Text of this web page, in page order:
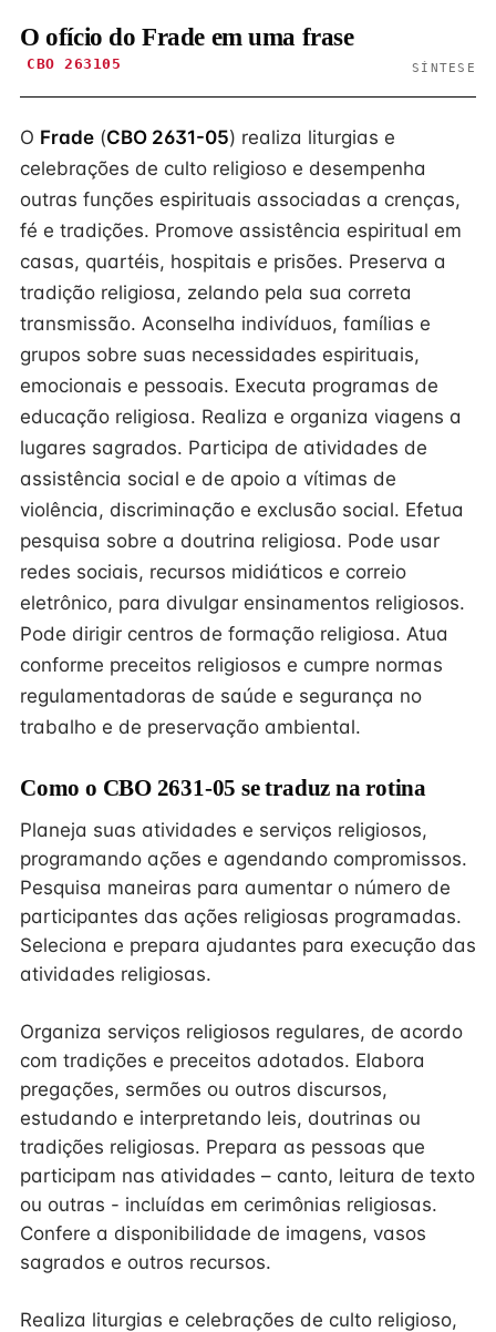
O ofício do Frade em uma frase
CBO 263105 SÍNTESE
O Frade (CBO 2631-05) realiza liturgias e
celebrações de culto religioso e desempenha
outras funções espirituais associadas a crenças,
fé e tradições. Promove assistência espiritual em
casas, quartéis, hospitais e prisões. Preserva a
tradição religiosa, zelando pela sua correta
transmissão. Aconselha indivíduos, famílias e
grupos sobre suas necessidades espirituais,
emocionais e pessoais. Executa programas de
educação religiosa. Realiza e organiza viagens a
lugares sagrados. Participa de atividades de
assistência social e de apoio a vítimas de
violência, discriminação e exclusão social. Efetua
pesquisa sobre a doutrina religiosa. Pode usar
redes sociais, recursos midiáticos e correio
eletrônico, para divulgar ensinamentos religiosos.
Pode dirigir centros de formação religiosa. Atua
conforme preceitos religiosos e cumpre normas
regulamentadoras de saúde e segurança no
trabalho e de preservação ambiental.
Como o CBO 2631-05 se traduz na rotina
Planeja suas atividades e serviços religiosos,
programando ações e agendando compromissos.
Pesquisa maneiras para aumentar o número de
participantes das ações religiosas programadas.
Seleciona e prepara ajudantes para execução das
atividades religiosas.
Organiza serviços religiosos regulares, de acordo
com tradições e preceitos adotados. Elabora
pregações, sermões ou outros discursos,
estudando e interpretando leis, doutrinas ou
tradições religiosas. Prepara as pessoas que
participam nas atividades – canto, leitura de texto
ou outras - incluídas em cerimônias religiosas.
Confere a disponibilidade de imagens, vasos
sagrados e outros recursos.
Realiza liturgias e celebrações de culto religioso,